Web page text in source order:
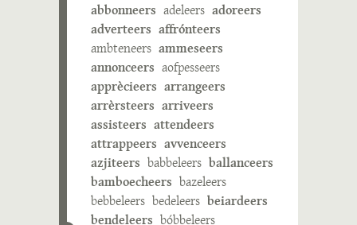
abbonneers adeleers adoreers
adverteers affrónteers
ambteneers ammeseers
annonceers aofpesseers
apprècieers arrangeers
arrèrsteers arriveers
assisteers attendeers
attrappeers avvenceers
azjiteers babbeleers ballanceers
bamboecheers bazeleers
bebbeleers bedeleers beiardeers
bendeleers bóbbeleers